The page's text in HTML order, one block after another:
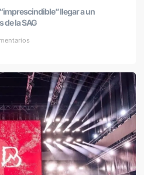
llegar a un
la SAG